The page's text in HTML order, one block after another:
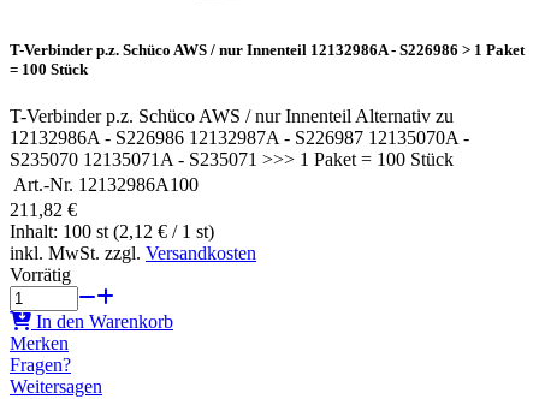
T-Verbinder p.z. Schüco AWS / nur Innenteil 12132986A - S226986 > 1 Paket
= 100 Stück
T-Verbinder p.z. Schüco AWS / nur Innenteil Alternativ zu
12132986A - S226986 12132987A - S226987 12135070A -
S235070 12135071A - S235071 >>> 1 Paket = 100 Stück
Art.-Nr. 12132986A100
211,82 €
Inhalt: 100 st (2,12 € / 1 st)
inkl. MwSt. zzgl. Versandkosten
Vorrätig
In den Warenkorb
Merken
Fragen?
Weitersagen